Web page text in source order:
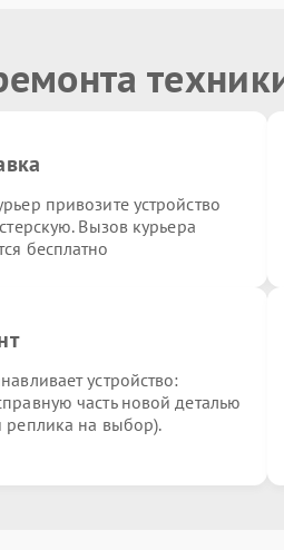
привозите устройство
Вызов курьера
бесплатно
устройство:
часть новой деталью
реплика на выбор).